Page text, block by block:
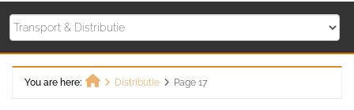
You are here:
Distributie Page 17